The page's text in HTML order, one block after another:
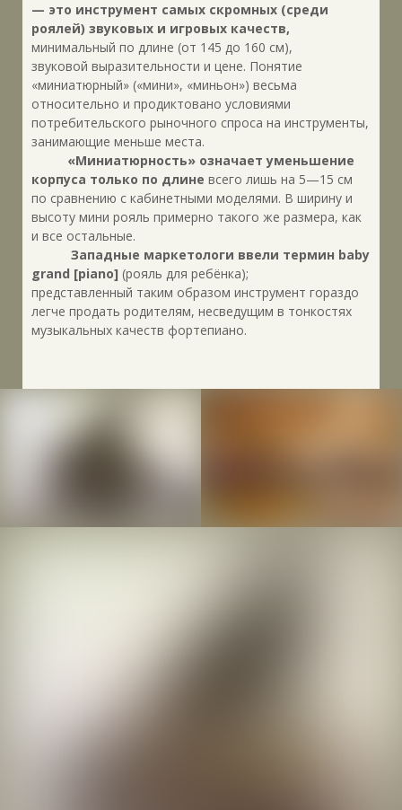
— это инструмент самых скромных (среди
роялей) звуковых и игровых качеств,
минимальный по длине (от 145 до 160 см),
звуковой выразительности и цене. Понятие
«миниатюрный» («мини», «миньон») весьма
относительно и продиктовано условиями
потребительского рыночного спроса на инструменты,
занимающие меньше места.
«Миниатюрность» означает уменьшение
корпуса только по длине всего лишь на 5—15 см
по сравнению с кабинетными моделями. В ширину и
высоту мини рояль примерно такого же размера, как
и все остальные.
Западные маркетологи ввели термин baby
grand [piano] (рояль для ребёнка);
представленный таким образом инструмент гораздо
легче продать родителям, несведущим в тонкостях
музыкальных качеств фортепиано.